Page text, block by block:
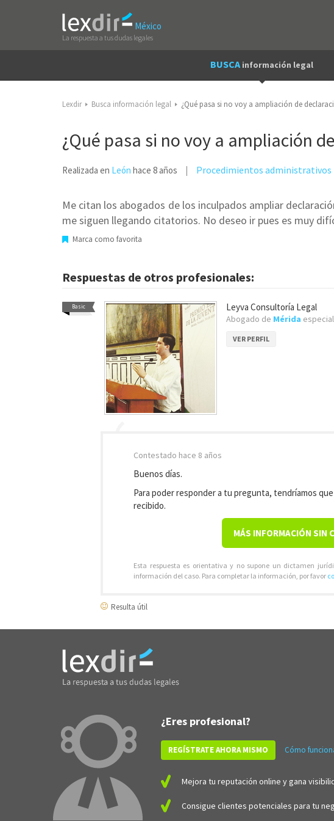
México
La respuesta a tus dudas legales
BUSCA información legal
Lexdir Busca información legal ¿Qué pasa si no voy a ampliación de
¿Qué pasa si no voy a ampliación
Realizada en León hace 8 años Procedimientos administrativos
Me citan los abogados de los inculpados ampliar
me siguen llegando citatorios. No deseo ir pues es muy
Marca como favorita
Respuestas de otros profesionales:
Basic Leyva Consultoría Legal
Abogado de Mérida
VER PERFIL
Contestado hace 8 años
Buenos días.
Para poder responder a tu pregunta, tendríamos
recibido.
MÁS INFORMACIÓN SIN
Esta respuesta es orientativa y no supone un dictamen
información del caso. Para completar la información, por favor
Resulta útil
¿Eres profesional?
REGÍSTRATE AHORA MISMO Cómo
Mejora tu reputación online y gana
Consigue clientes potenciales para tu